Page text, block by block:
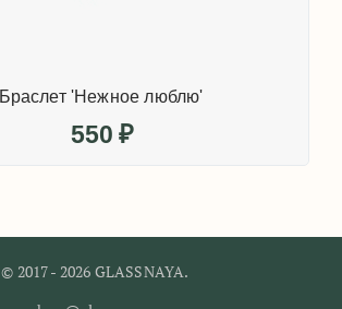
Браслет 'Нежное люблю'
550 ₽
© 2017 - 2026 GLASSNAYA.